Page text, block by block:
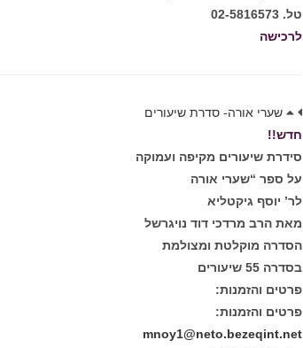
טל. 02-5816573
לרכישה
שערי אורה- סדרת שיעורים
חדש!!
סידרת שיעורים מקיפה ועמוקה
על ספר “שערי אורה
לר’ יוסף גיקטליא
מאת הרב מרדכי דוד נויגרשל
הסדרה מוקלטת ומצולמת
בסדרה 55 שיעורים
פרטים והזמנות:
פרטים והזמנות:
mnoy1@neto.bezeqint.net